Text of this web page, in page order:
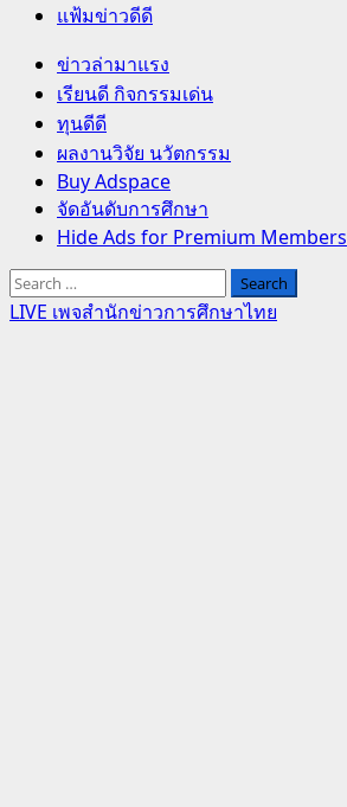
แฟ้มข่าวดีดี
Primary
Menu
ข่าวล่ามาแรง
เรียนดี กิจกรรมเด่น
ทุนดีดี
ผลงานวิจัย นวัตกรรม
Buy Adspace
จัดอันดับการศึกษา
Hide Ads for Premium Members
Search
for:
LIVE เพจสำนักข่าวการศึกษาไทย